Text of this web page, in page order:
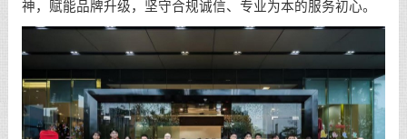
神，赋能品牌升级，坚守合规诚信、专业为本的服务初心。